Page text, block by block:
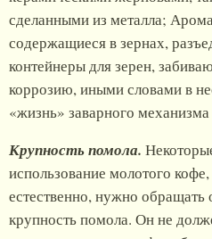
сделанными из металла;
содержащиеся в зернах,
контейнеры для зерен,
коррозию, иными словами в
«жизнь» заварного
Крупность помола.
использование молотого
естественно, нужно обращать
крупность помола. Он не